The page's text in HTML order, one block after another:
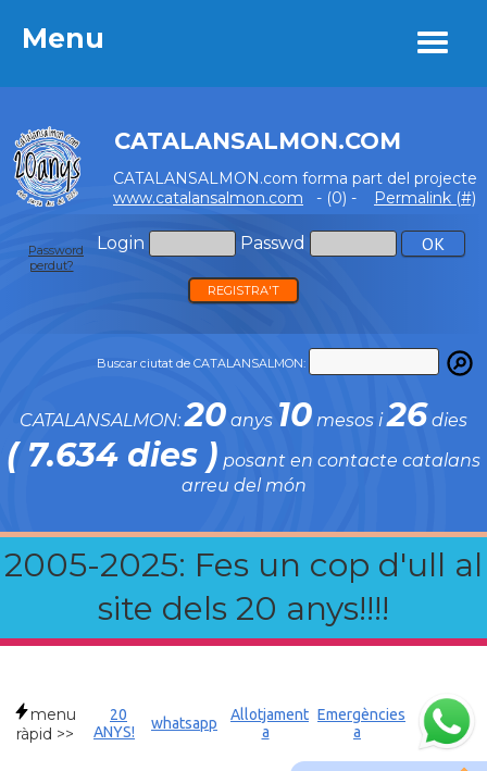
Menu
CATALANSALMON.COM
CATALANSALMON.com forma part del projecte
www.catalansalmon.com - (0) - Permalink (#)
Login Passwd
Password
perdut?
REGISTRA'T
Buscar ciutat de CATALANSALMON:
CATALANSALMON:20 anys 10 mesos i26 dies
( 7.634 dies ) posant en contacte catalans
arreu del món
2005-2025: Fes un cop d'ull al
site dels 20 anys!!!!
Menu
menu
ràpid >>
20
ANYS!
whatsapp
Allotjament
a
Emergències
a